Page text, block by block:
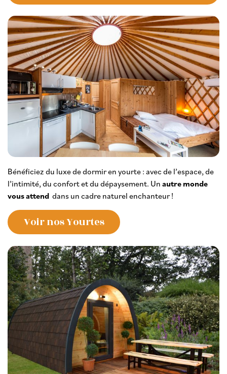
Bénéficiez du luxe de dormir en yourte : avec de l’espace, de
l’intimité, du confort et du dépaysement. Un autre monde
vous attend dans un cadre naturel enchanteur !
Voir nos Yourtes